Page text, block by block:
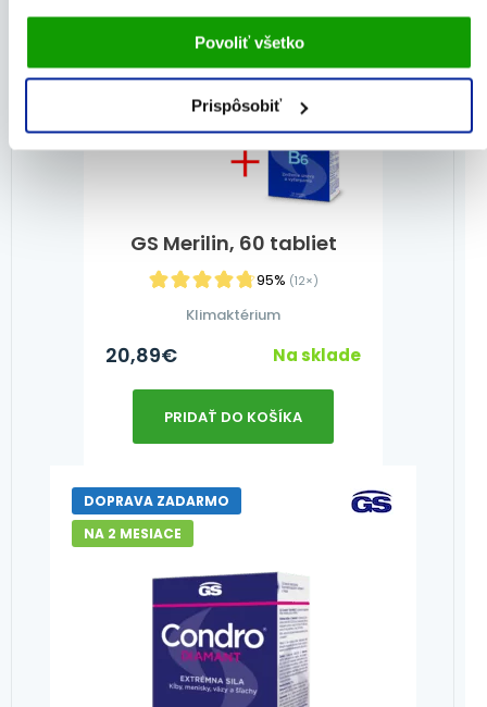
Vami udelený súhlas bude uchovávaný po dobu jedného
roka. Zmenu nastavení Vami odsúhlasených cookies
môžete upraviť v časti stránkyInformácie o cookies.
Povoliť všetko
Prispôsobiť
GS Merilin, 60 tabliet
95% (12×)
Klimaktérium
20,89€ Na sklade
PRIDAŤ DO KOŠÍKA
DOPRAVA ZADARMO
NA 2 MESIACE